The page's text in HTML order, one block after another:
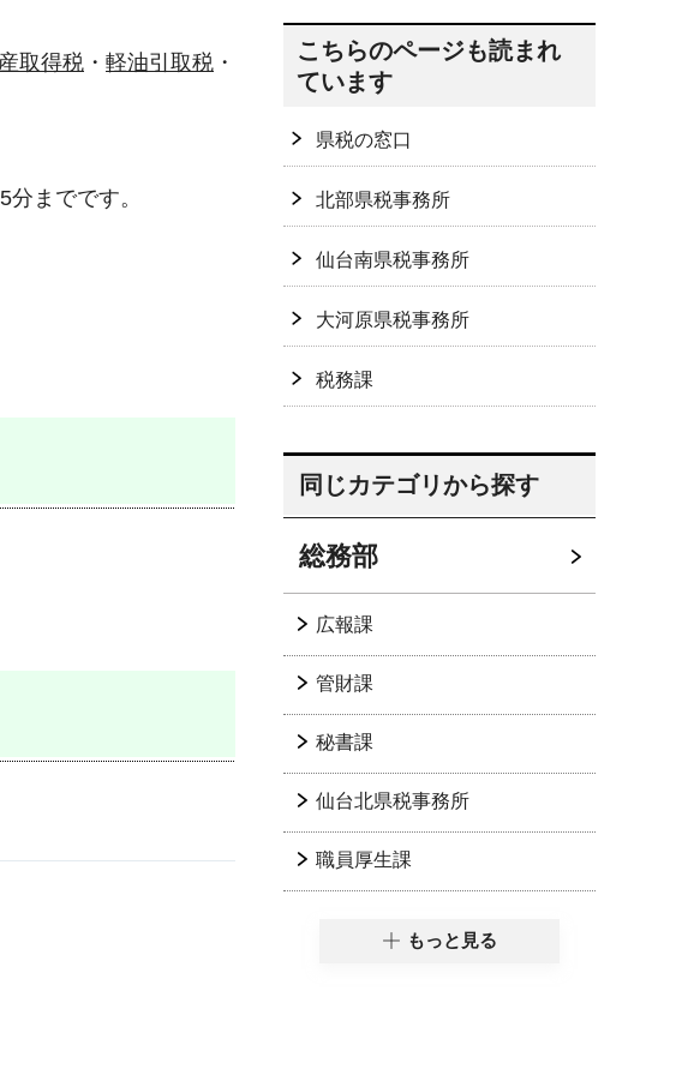
取得税 ・ 軽油引取税 ・
までです。
こちらのページも読まれ
ています
県税の窓口
北部県税事務所
仙台南県税事務所
大河原県税事務所
税務課
同じカテゴリから探す
総務部
広報課
管財課
秘書課
仙台北県税事務所
職員厚生課
もっと見る